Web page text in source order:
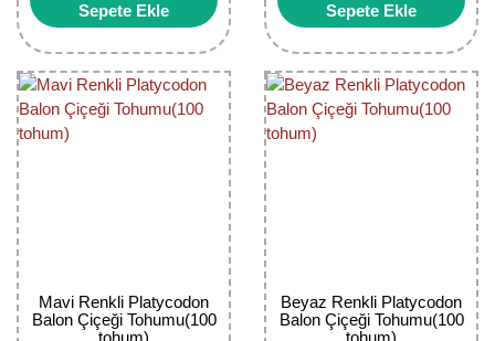
Sepete Ekle
Sepete Ekle
Mavi Renkli Platycodon
Balon Çiçeği Tohumu(100
tohum)
Beyaz Renkli Platycodon
Balon Çiçeği Tohumu(100
tohum)
Longan Fidanı
Malta Eriği Fidanı
Mango Fidanı
Muz Fidanı